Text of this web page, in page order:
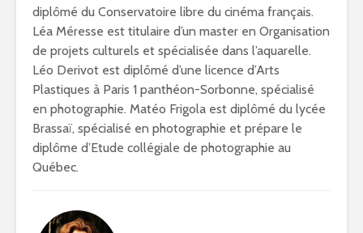
diplômé du Conservatoire libre du cinéma français.
Léa Méresse est titulaire d’un master en Organisation
de projets culturels et spécialisée dans l’aquarelle.
Léo Derivot est diplômé d’une licence d’Arts
Plastiques à Paris 1 panthéon-Sorbonne, spécialisé
en photographie. Matéo Frigola est diplômé du lycée
Brassaï, spécialisé en photographie et prépare le
diplôme d’Etude collégiale de photographie au
Québec.